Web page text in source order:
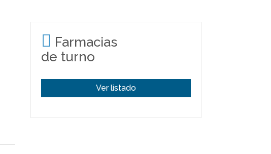
Farmacias
de turno
Ver listado